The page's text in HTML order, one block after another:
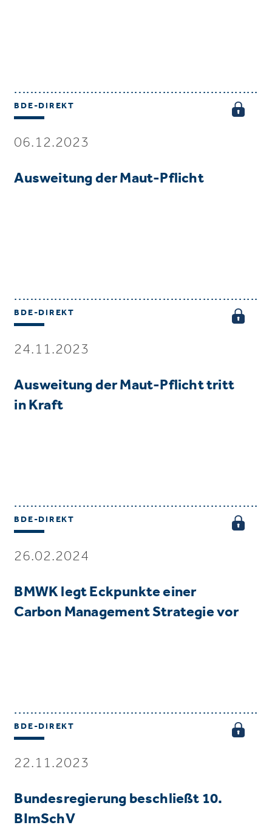
BDE-DIREKT
06.12.2023
Ausweitung der Maut-Pflicht
BDE-DIREKT
24.11.2023
Ausweitung der Maut-Pflicht tritt
in Kraft
BDE-DIREKT
26.02.2024
BMWK legt Eckpunkte einer
Carbon Management Strategie vor
BDE-DIREKT
22.11.2023
Bundesregierung beschließt 10.
BImSchV